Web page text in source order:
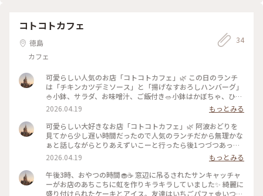
コトコトカフェ
徳島
カフェ
34
可愛らしい人気のお店「コトコトカフェ」🌿 この日のランチ
は「チキンカツデミソース」と「揚げなすおろしハンバーグ」
🍚小鉢、サラダ、お味噌汁、ご飯付き🥗小鉢はかぼちゃ、ひじ
き、サラダは野菜サラダ、マカロニサラダ、そして、コロッケ
までついていました☺️どれから食べようか、そんなのも幸せで
話も弾みます☺️ランチ➕デザートとコーヒー、2種類のケーキ
にアイス付き、もぅ、幸せでした☺️また行きたいです🌿
2026.4.18 #コトコトカフェ #ランチ #デザート #アイスコ
2026.04.19
もっとみる
可愛らしい大好きなお店「コトコトカフェ」🌿 阿波おどりを
見てから少し遅い時間だったので人気のランチだから無理かな
ぁと話しながらとりあえずいこーと行ったら後1つづつあって
良かったです☺️（すぐ後に来た方ごめんなさい🙏）奥さんも本
当に可愛らしくて癒される〜いつも覚えてくださってて嬉しい
です☺️季節の花が飾られ、見てるだけで幸せ気分になれるお店
です🌹 2026.4.18 #コトコトカフェ #カフェ #可愛い #季
節の花 #癒される大好きなお店
2026.04.19
もっとみる
午後3時、おやつの時間🧁☕️ 窓辺に吊るされたサンキャッチャ
ーがお店のあちこちに虹を作りキラキラしていました✨ 綺麗に
盛り付けられたケーキとアイス。友達はいちごパフェ🍓いつも